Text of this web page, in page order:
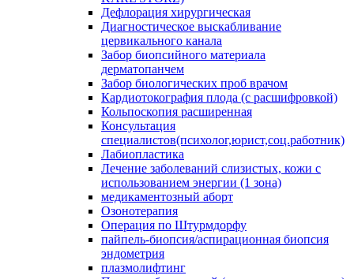
Дефлорация хирургическая
Диагностическое выскабливание
цервикального канала
Забор биопсийного материала
дерматопанчем
Забор биологических проб врачом
Кардиотокография плода (с расшифровкой)
Кольпоскопия расширенная
Консультация
специалистов(психолог,юрист,соц.работник)
Лабиопластика
Лечение заболеваний слизистых, кожи с
использованием энергии (1 зона)
медикаментозный аборт
Озонотерапия
Операция по Штурмдорфу
пайпель-биопсия/аспирационная биопсия
эндометрия
плазмолифтинг